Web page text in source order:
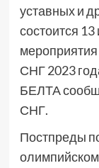
уставных и
состоится
СНГ 2023
БЕЛТА
СНГ.
Постпреды
олимпийском